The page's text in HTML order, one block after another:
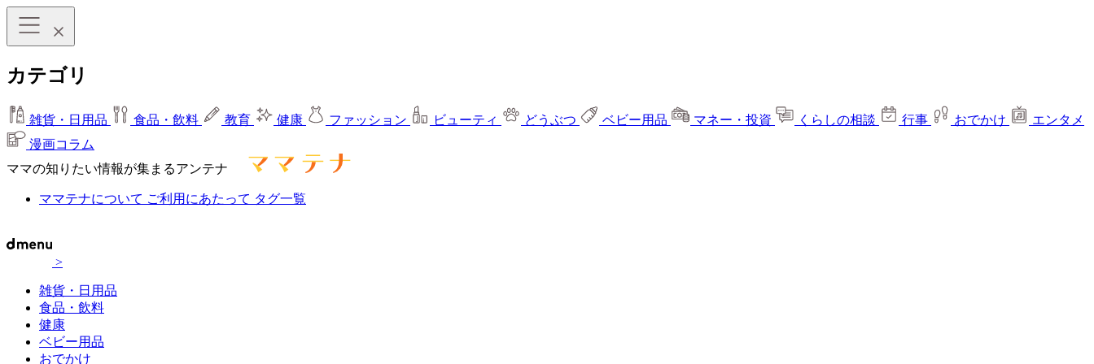
カテゴリ
雑貨・日用品 食品・飲料 教育 健康 ファッション ビューティ どうぶつ ベビー用品 マネー・投資 くらしの相談 行事 おでかけ
エンタメ
漫画コラム
ママの知りたい情報が集まるアンテナ
ママテナについて ご利用にあたって タグ一覧
>
雑貨・日用品
食品・飲料
健康
ベビー用品
おでかけ